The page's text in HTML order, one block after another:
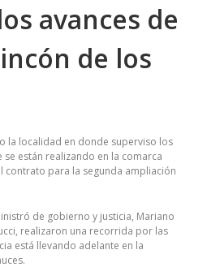
avances de
de los
la localidad en donde superviso los
están realizando en la comarca
contrato para la segunda ampliación
de gobierno y justicia, Mariano
realizaron una recorrida por las
está llevando adelante en la